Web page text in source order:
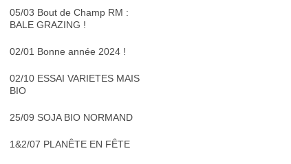
05/03 Bout de Champ RM :
BALE GRAZING !
02/01 Bonne année 2024 !
02/10 ESSAI VARIETES MAIS
BIO
25/09 SOJA BIO NORMAND
1&2/07 PLANÊTE EN FÊTE